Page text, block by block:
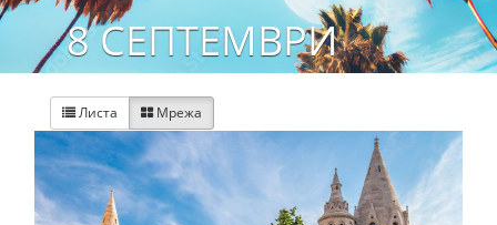
8 СЕПТЕМВРИ
Листа Мрежа